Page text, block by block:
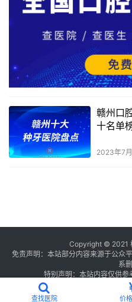
赣州口
十名单
2023年7
Copyright © 2021
免责声明：本站部分内容来源于公众
系
特别声明：本站内容仅供参
浙公网安备
查找医院 价